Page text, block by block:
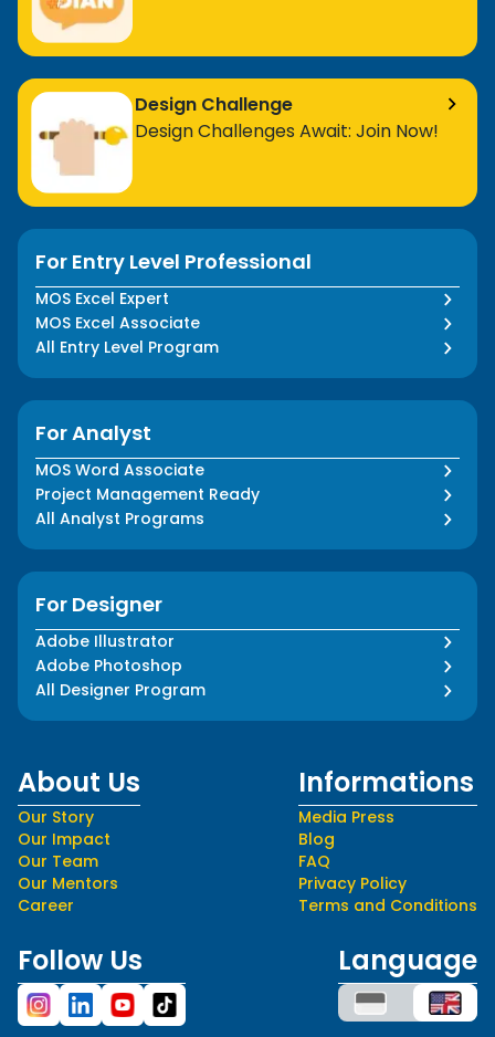
Design Challenge
Design Challenges Await: Join Now!
For Entry Level Professional
MOS Excel Expert
MOS Excel Associate
All Entry Level Program
For Analyst
MOS Word Associate
Project Management Ready
All Analyst Programs
For Designer
Adobe Illustrator
Adobe Photoshop
All Designer Program
About Us
Our Story
Our Impact
Our Team
Our Mentors
Career
Informations
Media Press
Blog
FAQ
Privacy Policy
Terms and Conditions
Follow Us Language